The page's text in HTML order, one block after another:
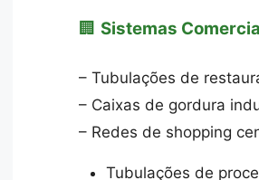
🏢 Sistemas
– Tubulações de
– Caixas de gordura
– Redes de shopping
Tubulações de